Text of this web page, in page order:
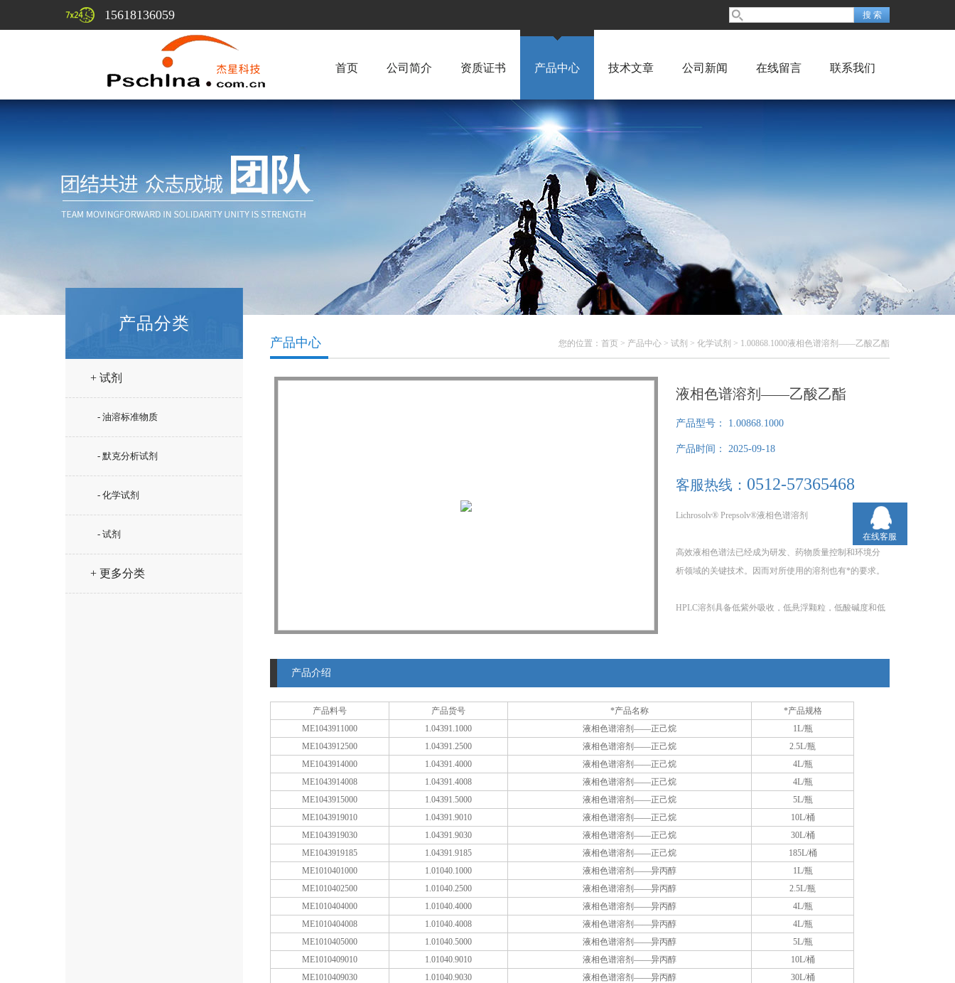
15618136059
首页 公司简介 资质证书 产品中心 技术文章 公司新闻 在线留言 联系我们
产品分类
+ 试剂
- 油溶标准物质
- 默克分析试剂
- 化学试剂
- 试剂
+ 更多分类
您的位置： 首页 > 产品中心 > 试剂 > 化学试剂 > 1.00868.1000液相色谱溶剂——乙酸乙酯
产品中心
液相色谱溶剂——乙酸乙酯
产品型号： 1.00868.1000
产品时间： 2025-09-18
客服热线： 0512-57365468
Lichrosolv® Prepsolv®液相色谱溶剂
高效液相色谱法已经成为研发、药物质量控制和环境分
析领域的关键技术。因而对所使用的溶剂也有*的要求。
HPLC溶剂具备低紫外吸收，低悬浮颗粒，低酸碱度和低
现代LC/MS离子化方法
产品介绍
产品料号 产品货号 *产品名称
*产品规格
ME1043911000
1.04391.1000 液相色谱溶剂——正己烷
1L/瓶
ME1043912500
1.04391.2500 液相色谱溶剂——正己烷
2.5L/瓶
ME1043914000
1.04391.4000 液相色谱溶剂——正己烷
4L/瓶
ME1043914008
1.04391.4008 液相色谱溶剂——正己烷
4L/瓶
ME1043915000
1.04391.5000 液相色谱溶剂——正己烷
5L/瓶
ME1043919010
1.04391.9010 液相色谱溶剂——正己烷
10L/桶
ME1043919030
1.04391.9030 液相色谱溶剂——正己烷
30L/桶
ME1043919185
1.04391.9185 液相色谱溶剂——正己烷
185L/桶
ME1010401000
1.01040.1000 液相色谱溶剂——异丙醇
1L/瓶
ME1010402500
1.01040.2500 液相色谱溶剂——异丙醇
2.5L/瓶
ME1010404000
1.01040.4000 液相色谱溶剂——异丙醇
4L/瓶
ME1010404008
1.01040.4008 液相色谱溶剂——异丙醇
4L/瓶
ME1010405000
1.01040.5000 液相色谱溶剂——异丙醇
5L/瓶
ME1010409010
1.01040.9010 液相色谱溶剂——异丙醇
10L/桶
ME1010409030
1.01040.9030 液相色谱溶剂——异丙醇
30L/桶
在线客服